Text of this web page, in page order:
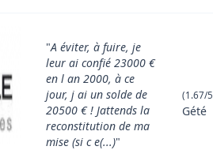
"A éviter, à fuire, je
leur ai confié 23000 €
en l an 2000, à ce
jour, j ai un solde de
20500 € ! Jattends la
reconstitution de ma
mise (si c e(...)"
(1.67/
Gété